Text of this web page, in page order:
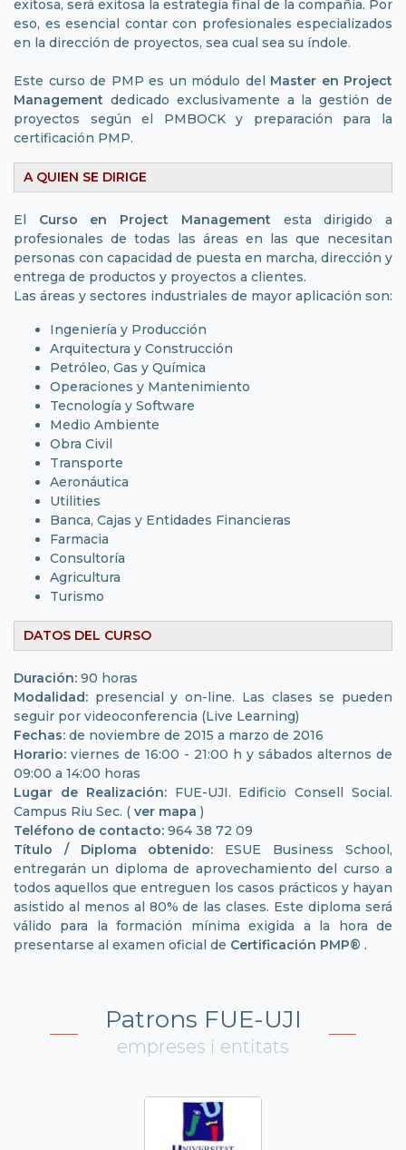
exitosa, será exitosa la estrategia final de la compañía. Por
eso, es esencial contar con profesionales especializados
en la dirección de proyectos, sea cual sea su índole.
Este curso de PMP es un módulo del Master en Project
Management dedicado exclusivamente a la gestión de
proyectos según el PMBOCK y preparación para la
certificación PMP.
A QUIEN SE DIRIGE
El Curso en Project Management esta dirigido a
profesionales de todas las áreas en las que necesitan
personas con capacidad de puesta en marcha, dirección y
entrega de productos y proyectos a clientes.
Las áreas y sectores industriales de mayor aplicación son:
Ingeniería y Producción
Arquitectura y Construcción
Petróleo, Gas y Química
Operaciones y Mantenimiento
Tecnología y Software
Medio Ambiente
Obra Civil
Transporte
Aeronáutica
Utilities
Banca, Cajas y Entidades Financieras
Farmacia
Consultoría
Agricultura
Turismo
DATOS DEL CURSO
Duración: 90 horas
Modalidad: presencial y on-line. Las clases se pueden
seguir por videoconferencia (Live Learning)
Fechas: de noviembre de 2015 a marzo de 2016
Horario: viernes de 16:00 - 21:00 h y sábados alternos de
09:00 a 14:00 horas
Lugar de Realización: FUE-UJI. Edificio Consell Social.
Campus Riu Sec. ( ver mapa )
Teléfono de contacto: 964 38 72 09
Título / Diploma obtenido: ESUE Business School,
entregarán un diploma de aprovechamiento del curso a
todos aquellos que entreguen los casos prácticos y hayan
asistido al menos al 80% de las clases. Este diploma será
válido para la formación mínima exigida a la hora de
presentarse al examen oficial de Certificación PMP® .
Patrons FUE-UJI
empreses i entitats